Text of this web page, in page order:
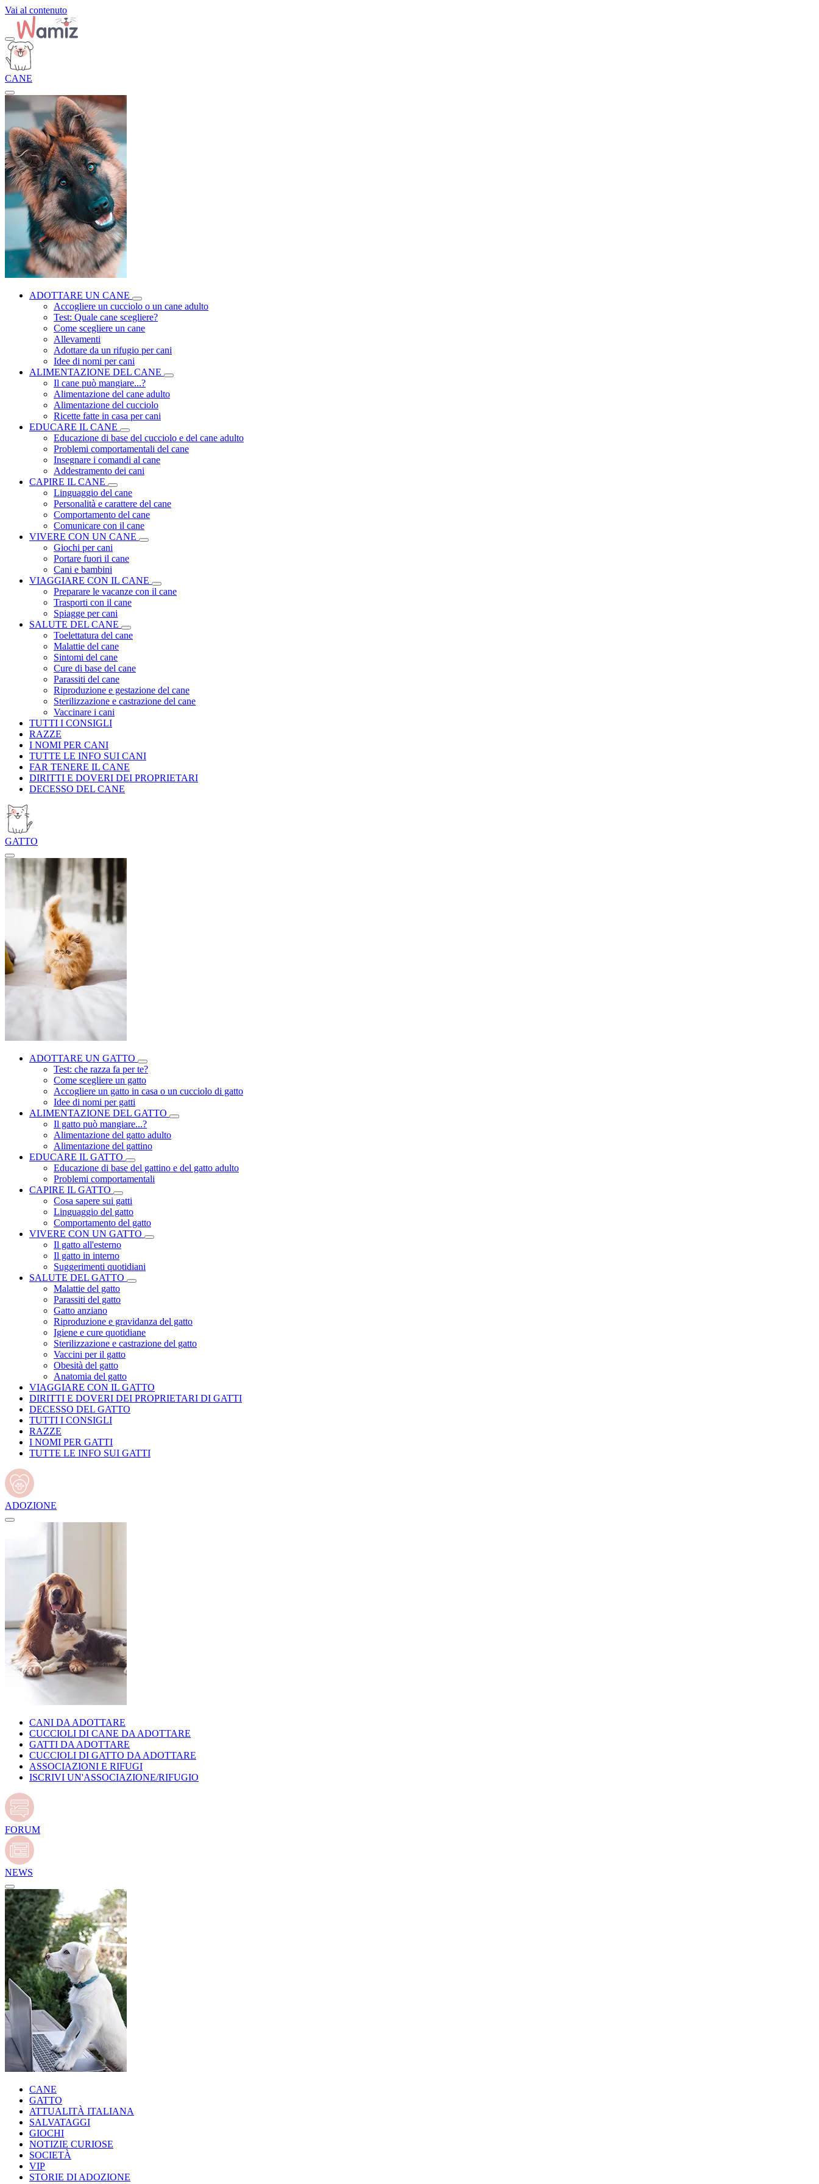
Vai al contenuto
CANE
ADOTTARE UN CANE
Accogliere un cucciolo o un cane adulto
Test: Quale cane scegliere?
Come scegliere un cane
Allevamenti
Adottare da un rifugio per cani
Idee di nomi per cani
ALIMENTAZIONE DEL CANE
Il cane può mangiare...?
Alimentazione del cane adulto
Alimentazione del cucciolo
Ricette fatte in casa per cani
EDUCARE IL CANE
Educazione di base del cucciolo e del cane adulto
Problemi comportamentali del cane
Insegnare i comandi al cane
Addestramento dei cani
CAPIRE IL CANE
Linguaggio del cane
Personalità e carattere del cane
Comportamento del cane
Comunicare con il cane
VIVERE CON UN CANE
Giochi per cani
Portare fuori il cane
Cani e bambini
VIAGGIARE CON IL CANE
Preparare le vacanze con il cane
Trasporti con il cane
Spiagge per cani
SALUTE DEL CANE
Toelettatura del cane
Malattie del cane
Sintomi del cane
Cure di base del cane
Parassiti del cane
Riproduzione e gestazione del cane
Sterilizzazione e castrazione del cane
Vaccinare i cani
TUTTI I CONSIGLI
RAZZE
I NOMI PER CANI
TUTTE LE INFO SUI CANI
FAR TENERE IL CANE
DIRITTI E DOVERI DEI PROPRIETARI
DECESSO DEL CANE
GATTO
ADOTTARE UN GATTO
Test: che razza fa per te?
Come scegliere un gatto
Accogliere un gatto in casa o un cucciolo di gatto
Idee di nomi per gatti
ALIMENTAZIONE DEL GATTO
Il gatto può mangiare...?
Alimentazione del gatto adulto
Alimentazione del gattino
EDUCARE IL GATTO
Educazione di base del gattino e del gatto adulto
Problemi comportamentali
CAPIRE IL GATTO
Cosa sapere sui gatti
Linguaggio del gatto
Comportamento del gatto
VIVERE CON UN GATTO
Il gatto all'esterno
Il gatto in interno
Suggerimenti quotidiani
SALUTE DEL GATTO
Malattie del gatto
Parassiti del gatto
Gatto anziano
Riproduzione e gravidanza del gatto
Igiene e cure quotidiane
Sterilizzazione e castrazione del gatto
Vaccini per il gatto
Obesità del gatto
Anatomia del gatto
VIAGGIARE CON IL GATTO
DIRITTI E DOVERI DEI PROPRIETARI DI GATTI
DECESSO DEL GATTO
TUTTI I CONSIGLI
RAZZE
I NOMI PER GATTI
TUTTE LE INFO SUI GATTI
ADOZIONE
CANI DA ADOTTARE
CUCCIOLI DI CANE DA ADOTTARE
GATTI DA ADOTTARE
CUCCIOLI DI GATTO DA ADOTTARE
ASSOCIAZIONI E RIFUGI
ISCRIVI UN'ASSOCIAZIONE/RIFUGIO
FORUM
NEWS
CANE
GATTO
ATTUALITÀ ITALIANA
SALVATAGGI
GIOCHI
NOTIZIE CURIOSE
SOCIETÀ
VIP
STORIE DI ADOZIONE